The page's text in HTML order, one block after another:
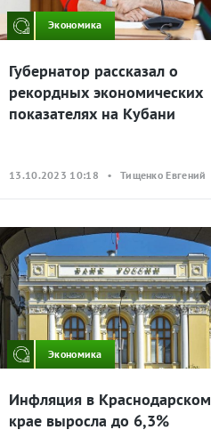
Экономика
Губернатор рассказал о
рекордных экономических
показателях на Кубани
13.10.2023 10:18 • Тищенко Евгений
Экономика
Инфляция в Краснодарском
крае выросла до 6,3%